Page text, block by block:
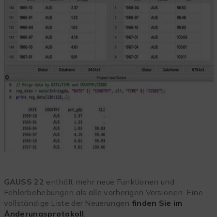
GAUSS 22 enthält mehr neue Funktionen und
Fehlerbehebungen als alle vorherigen Versionen. Eine
vollständige Liste der Neuerungen finden Sie im
Änderungsprotokoll